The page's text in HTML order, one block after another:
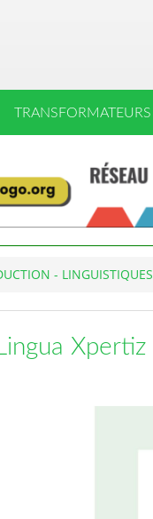
TRANSFORMATEURS
- LINGUISTIQUES
Xpertiz